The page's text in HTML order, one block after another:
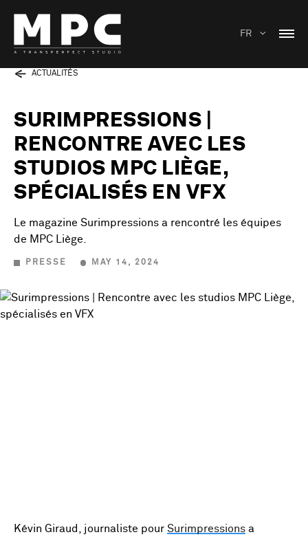
FR
ACTUALITÉS
SURIMPRESSIONS |
RENCONTRE AVEC LES
STUDIOS MPC LIÈGE,
SPÉCIALISÉS EN VFX
Le magazine Surimpressions a rencontré les équipes
de MPC Liège.
PRESSE MAY 14, 2024
Kévin Giraud, journaliste pour Surimpressions a